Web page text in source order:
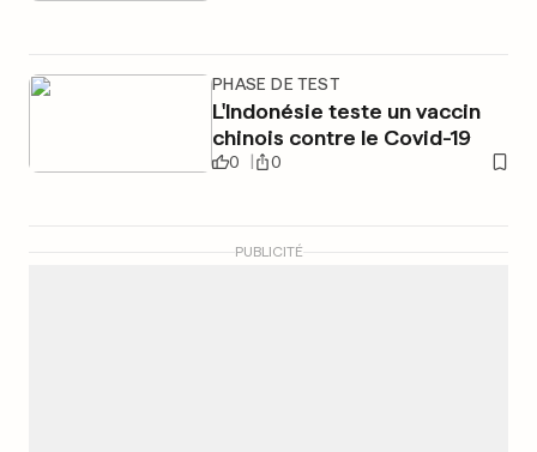
PHASE DE TEST
L'Indonésie teste un vaccin
chinois contre le Covid-19
0 0
PUBLICITÉ